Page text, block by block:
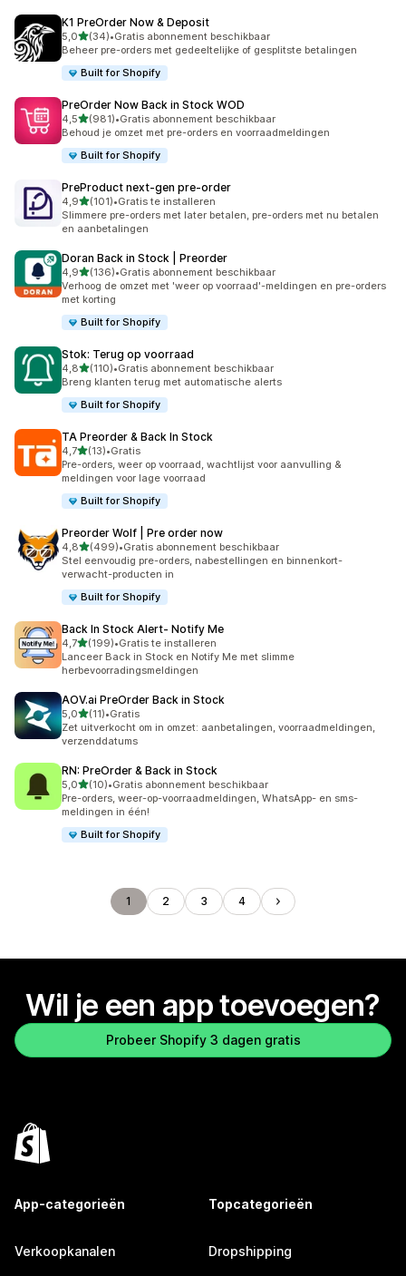
K1 PreOrder Now & Deposit
5,0van 5 sterren
(34)
34 recensies in totaal
•Gratis abonnement beschikbaar
Beheer pre-orders met gedeeltelijke of gesplitste betalingen
Built for Shopify
PreOrder Now Back in Stock WOD
4,5van 5 sterren
(981)
981 recensies in totaal
•Gratis abonnement beschikbaar
Behoud je omzet met pre-orders en voorraadmeldingen
Built for Shopify
PreProduct next‑gen pre‑order
4,9van 5 sterren
(101)
101 recensies in totaal
•Gratis te installeren
Slimmere pre-orders met later betalen, pre-orders met nu betalen
en aanbetalingen
Doran Back in Stock | Preorder
4,9van 5 sterren
(136)
136 recensies in totaal
•Gratis abonnement beschikbaar
Verhoog de omzet met 'weer op voorraad'-meldingen en pre-orders
met korting
Built for Shopify
Stok: Terug op voorraad
4,8van 5 sterren
(110)
110 recensies in totaal
•Gratis abonnement beschikbaar
Breng klanten terug met automatische alerts
Built for Shopify
TA Preorder & Back In Stock
4,7van 5 sterren
(13)
13 recensies in totaal
•Gratis
Pre-orders, weer op voorraad, wachtlijst voor aanvulling &
meldingen voor lage voorraad
Built for Shopify
Preorder Wolf | Pre order now
4,8van 5 sterren
(499)
499 recensies in totaal
•Gratis abonnement beschikbaar
Stel eenvoudig pre-orders, nabestellingen en binnenkort-
verwacht-producten in
Built for Shopify
Back In Stock Alert‑ Notify Me
4,7van 5 sterren
(199)
199 recensies in totaal
•Gratis te installeren
Lanceer Back in Stock en Notify Me met slimme
herbevoorradingsmeldingen
AOV.ai PreOrder Back in Stock
5,0van 5 sterren
(11)
11 recensies in totaal
•Gratis
Zet uitverkocht om in omzet: aanbetalingen, voorraadmeldingen,
verzenddatums
RN: PreOrder & Back in Stock
5,0van 5 sterren
(10)
10 recensies in totaal
•Gratis abonnement beschikbaar
Pre-orders, weer-op-voorraadmeldingen, WhatsApp- en sms-
meldingen in één!
Built for Shopify
1 2 3 4
Wil je een app toevoegen?
Probeer Shopify 3 dagen gratis
App-categorieën
Verkoopkanalen
Topcategorieën
Dropshipping